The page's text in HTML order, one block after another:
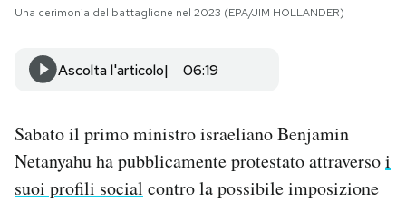
Area Personale
Newsletter
Notifiche mobile
Una cerimonia del battaglione nel 2023 (EPA/JIM HOLLANDER)
Ascolta l'articolo 06:19
Sabato il primo ministro israeliano Benjamin
Netanyahu ha pubblicamente protestato attraversoi
suoi profili social contro la possibile imposizione